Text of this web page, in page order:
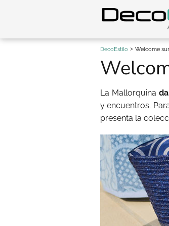
DecoEstilo Welcome
La Mallorquina
y encuentros.
presenta la